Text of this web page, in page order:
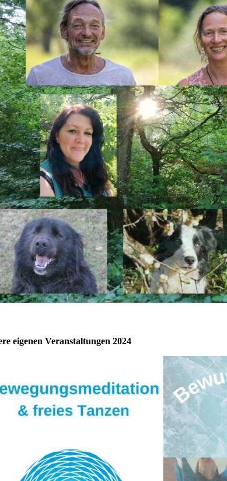
eigenen Veranstaltungen 2024